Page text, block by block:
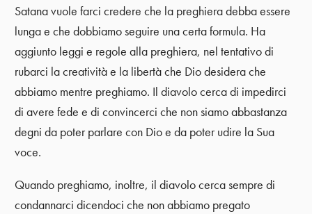
Satana vuole farci credere che la preghiera debba essere
lunga e che dobbiamo seguire una certa formula. Ha
aggiunto leggi e regole alla preghiera, nel tentativo di
rubarci la creatività e la libertà che Dio desidera che
abbiamo mentre preghiamo. Il diavolo cerca di impedirci
di avere fede e di convincerci che non siamo abbastanza
degni da poter parlare con Dio e da poter udire la Sua
voce.
Quando preghiamo, inoltre, il diavolo cerca sempre di
condannarci dicendoci che non abbiamo pregato